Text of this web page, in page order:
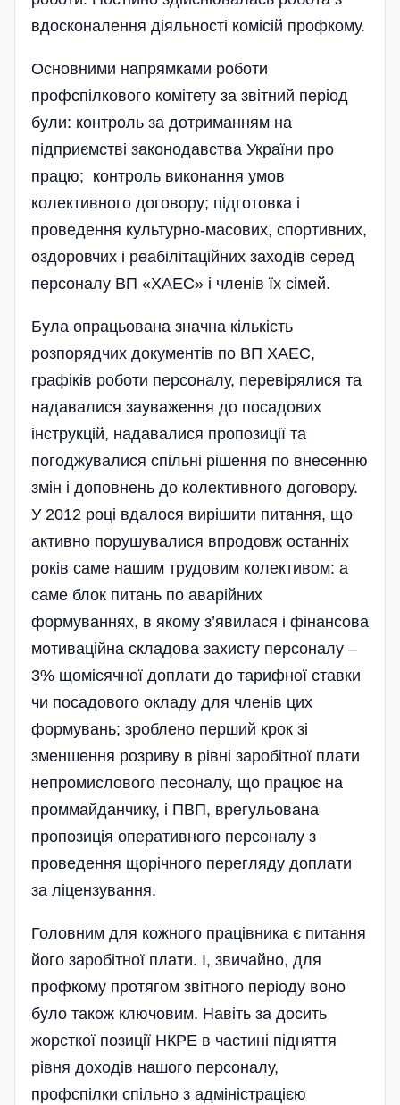
вдосконалення діяльності комісій профкому.
Основними напрямками роботи
профспілкового комітету за звітний період
були: контроль за дотриманням на
підприємстві законодавства України про
працю; контроль виконання умов
колективного договору; підготовка і
проведення культурно-масових, спортивних,
оздоровчих і реабілітаційних заходів серед
персоналу ВП «ХАЕС» і членів їх сімей.
Була опрацьована значна кількість
розпорядчих документів по ВП ХАЕС,
графіків роботи персоналу, перевірялися та
надавалися зауваження до посадових
інструкцій, надавалися пропозиції та
погоджувалися спільні рішення по внесенню
змін і доповнень до колективного договору.
У 2012 році вдалося вирішити питання, що
активно порушувалися впродовж останніх
років саме нашим трудовим колективом: а
саме блок питань по аварійних
формуваннях, в якому з’явилася і фінансова
мотиваційна складова захисту персоналу –
3% щомісячної доплати до тарифної ставки
чи посадового окладу для членів цих
формувань; зроблено перший крок зі
зменшення розриву в рівні заробітної плати
непромислового песоналу, що працює на
проммайданчику, і ПВП, врегульована
пропозиція оперативного персоналу з
проведення щорічного перегляду доплати
за ліцензування.
Головним для кожного працівника є питання
його заробітної плати. І, звичайно, для
профкому протягом звітного періоду воно
було також ключовим. Навіть за досить
жорсткої позиції НКРЕ в частині підняття
рівня доходів нашого персоналу,
профспілки спільно з адміністрацією